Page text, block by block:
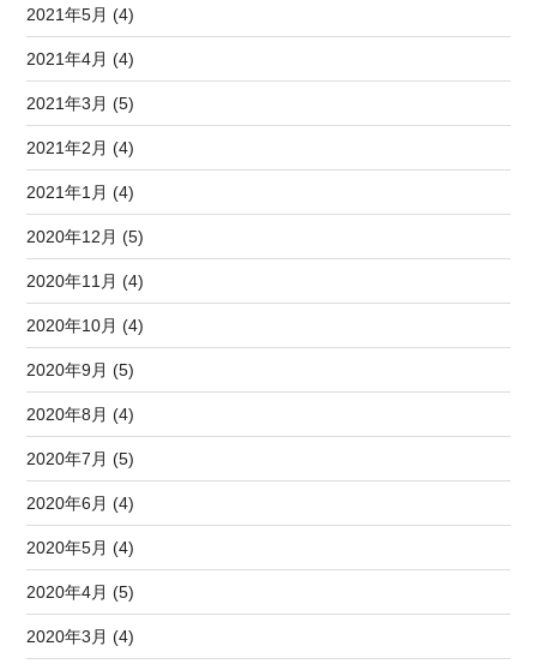
2021年5月 (4)
2021年4月 (4)
2021年3月 (5)
2021年2月 (4)
2021年1月 (4)
2020年12月 (5)
2020年11月 (4)
2020年10月 (4)
2020年9月 (5)
2020年8月 (4)
2020年7月 (5)
2020年6月 (4)
2020年5月 (4)
2020年4月 (5)
2020年3月 (4)